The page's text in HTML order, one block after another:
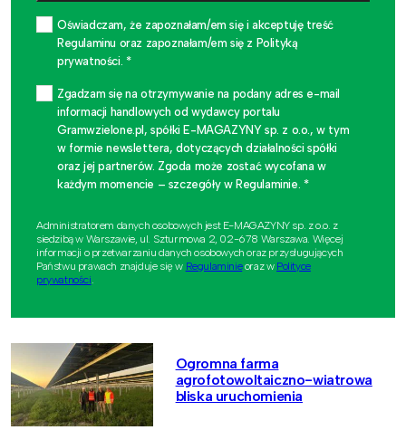
Oświadczam, że zapoznałam/em się i akceptuję treść
Regulaminu oraz zapoznałam/em się z Polityką
prywatności. *
Zgadzam się na otrzymywanie na podany adres e-mail
informacji handlowych od wydawcy portalu
Gramwzielone.pl, spółki E-MAGAZYNY sp. z o.o., w tym
w formie newslettera, dotyczących działalności spółki
oraz jej partnerów. Zgoda może zostać wycofana w
każdym momencie – szczegóły w Regulaminie. *
Administratorem danych osobowych jest E-MAGAZYNY sp. z o.o. z
siedzibą w Warszawie, ul. Szturmowa 2, 02-678 Warszawa. Więcej
informacji o przetwarzaniu danych osobowych oraz przysługujących
Państwu prawach znajduje się w Regulaminieoraz w Polityce
prywatności.
Ogromna farma
agrofotowoltaiczno-wiatrowa
bliska uruchomienia